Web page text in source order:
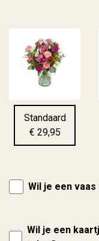
Standaard
€ 29,95
Wil je een
Wil je een